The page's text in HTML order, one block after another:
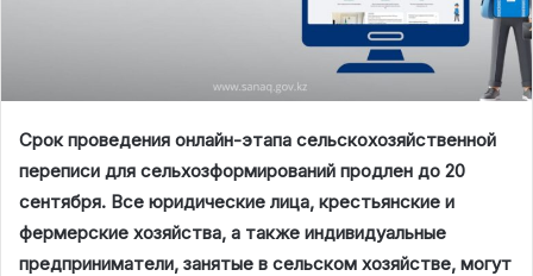
Срок проведения онлайн-этапа сельскохозяйственной
переписи для сельхозформирований продлен до 20
сентября. Все юридические лица, крестьянские и
фермерские хозяйства, а также индивидуальные
предприниматели, занятые в сельском хозяйстве, могут